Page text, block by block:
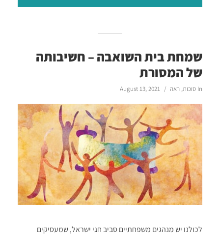
שמחת בית השואבה – חשיבותה
של המסורת
In סוכות, ראה August 13, 2021
לכולנו יש מנהגים משפחתיים סביב חגי ישראל, שמעסיקים